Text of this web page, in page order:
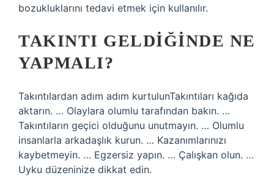
bozukluklarını tedavi etmek için kullanılır.
TAKINTI GELDIĞINDE NE
YAPMALI?
Takıntılardan adım adım kurtulunTakıntıları kağıda
aktarın. … Olaylara olumlu tarafından bakın. …
Takıntıların geçici olduğunu unutmayın. … Olumlu
insanlarla arkadaşlık kurun. … Kazanımlarınızı
kaybetmeyin. … Egzersiz yapın. … Çalışkan olun. …
Uyku düzeninize dikkat edin.